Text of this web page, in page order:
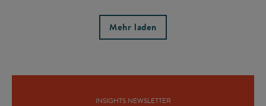
Mehr laden
INSIGHTS NEWSLETTER